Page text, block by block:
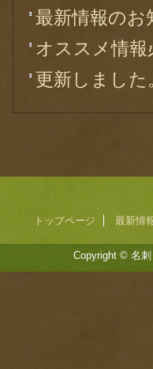
最新情報の
オススメ情報
更新しました
トップページ 最新情
Copyright © 名